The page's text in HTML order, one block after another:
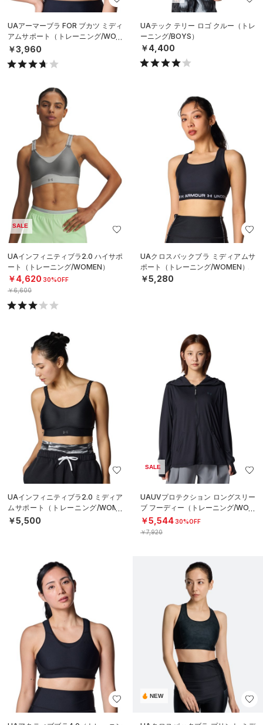
UAアーマーブラ FOR ブカツ ミディ
アムサポート（トレーニング/WOM
EN）
￥3,960
UAテック テリー ロゴ クルー（トレ
ーニング/BOYS）
￥4,400
SALE
UAインフィニティブラ2.0 ハイサポ
ート（トレーニング/WOMEN）
￥4,620 30%OFF
￥6,600
UAクロスバックブラ ミディアムサ
ポート（トレーニング/WOMEN）
￥5,280
UAインフィニティブラ2.0 ミディア
ムサポート（トレーニング/WOME
N）
￥5,500
SALE
UAUVプロテクション ロングスリー
ブ フーディー（トレーニング/WOM
EN）
￥5,54430%OFF
￥7,920
NEW